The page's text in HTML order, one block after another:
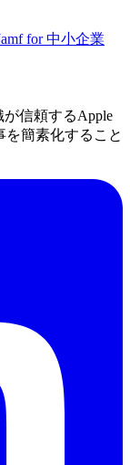
for 中小企業
信頼するApple
簡素化すること